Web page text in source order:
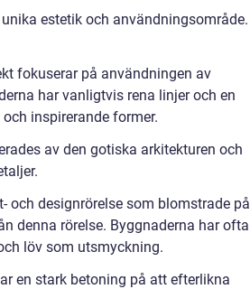
estetik och användningsområde.
fokuserar på användningen av
har vanligtvis rena linjer och en
inspirerande former.
av den gotiska arkitekturen och
och designrörelse som blomstrade på
denna rörelse. Byggnaderna har ofta
löv som utsmyckning.
en stark betoning på att efterlikna